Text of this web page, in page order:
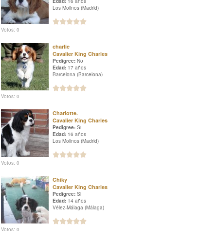
Los Molinos (Madrid)
Votos: 0
charlie
Cavalier King Charles
Pedigree: No
Edad: 17 años
Barcelona (Barcelona)
Votos: 0
Charlotte.
Cavalier King Charles
Pedigree: Si
Edad: 16 años
Los Molinos (Madrid)
Votos: 0
Chiky
Cavalier King Charles
Pedigree: Si
Edad: 14 años
Vélez-Málaga (Málaga)
Votos: 0